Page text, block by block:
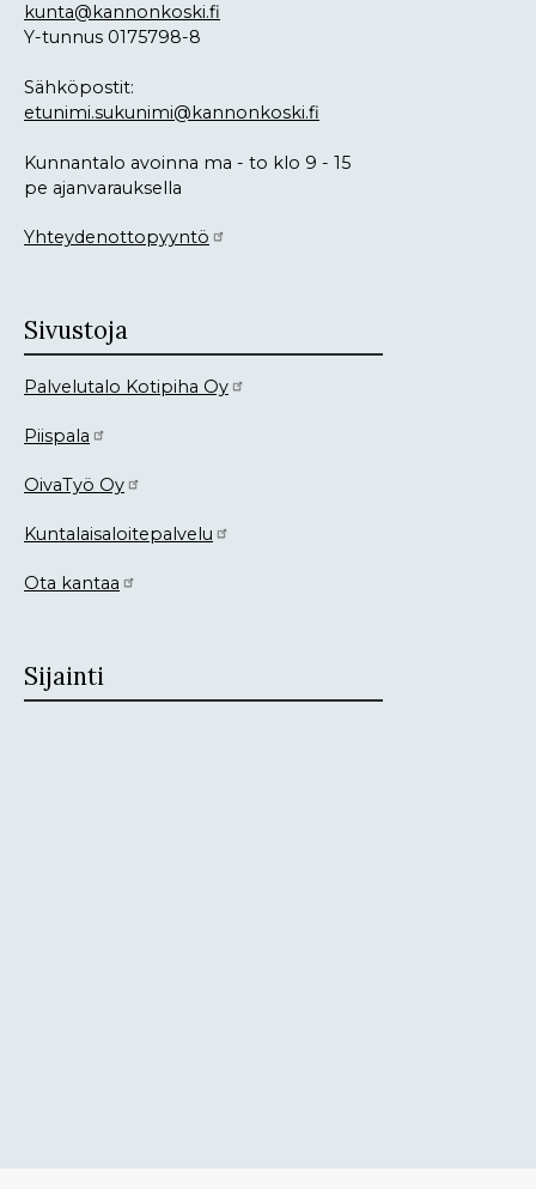
kunta@kannonkoski.fi
Y-tunnus 0175798-8
Sähköpostit:
etunimi.sukunimi@kannonkoski.fi
Kunnantalo avoinna ma - to klo 9 - 15
pe ajanvarauksella
Yhteydenottopyyntö
Sivustoja
Palvelutalo Kotipiha Oy
Piispala
OivaTyö Oy
Kuntalaisaloitepalvelu
Ota kantaa
Sijainti